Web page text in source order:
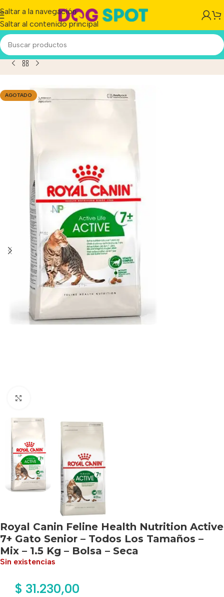
Saltar a la navegación
Saltar al contenido principal
– Todos Los Tamaños – Mix – 1.5 Kg – Bolsa – Seca
AGOTADO
Royal Canin Feline Health Nutrition Active
7+ Gato Senior – Todos Los Tamaños –
Mix – 1.5 Kg – Bolsa – Seca
Sin existencias
$ 31.230,00